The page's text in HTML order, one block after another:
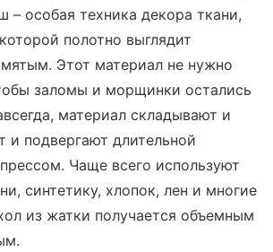
– особая техника декора ткани,
полотно выглядит
Этот материал не нужно
заломы и морщинки остались
материал складывают и
и подвергают длительной
Чаще всего используют
синтетику, хлопок, лен и многие
из жатки получается объемным